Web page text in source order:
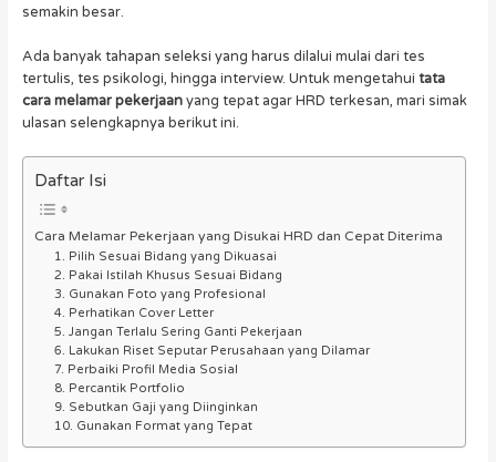
semakin besar.
Ada banyak tahapan seleksi yang harus dilalui mulai dari tes
tertulis, tes psikologi, hingga interview. Untuk mengetahui tata
cara melamar pekerjaanyang tepat agar HRD terkesan, mari simak
ulasan selengkapnya berikut ini.
Daftar Isi
Cara Melamar Pekerjaan yang Disukai HRD dan Cepat Diterima
1. Pilih Sesuai Bidang yang Dikuasai
2. Pakai Istilah Khusus Sesuai Bidang
3. Gunakan Foto yang Profesional
4. Perhatikan Cover Letter
5. Jangan Terlalu Sering Ganti Pekerjaan
6. Lakukan Riset Seputar Perusahaan yang Dilamar
7. Perbaiki Profil Media Sosial
8. Percantik Portfolio
9. Sebutkan Gaji yang Diinginkan
10. Gunakan Format yang Tepat